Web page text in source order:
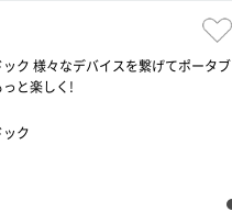
ク 様々なデバイスを繋げてポータブ
と楽しく!
ク